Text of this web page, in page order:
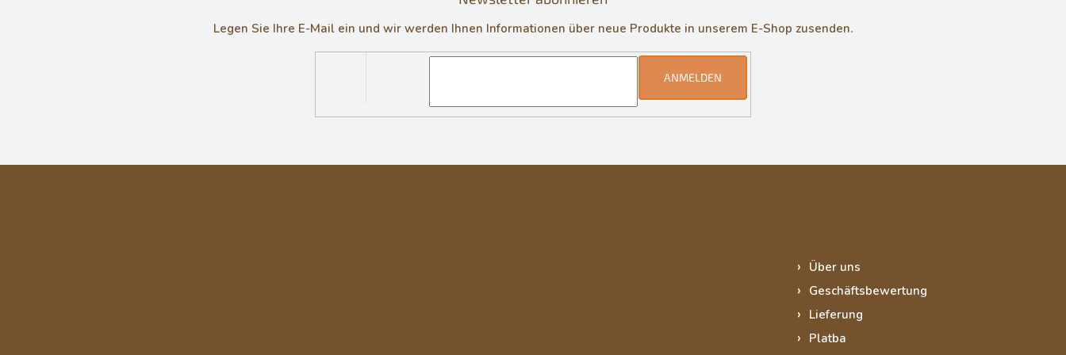
Legen Sie Ihre E-Mail ein und wir werden Ihnen Informationen über neue Produkte in unserem E-Shop zusenden.
ANMELDEN
Über uns
Geschäftsbewertung
Lieferung
Platba